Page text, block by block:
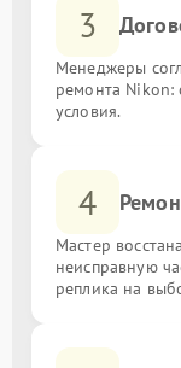
3
Менеджеры
ремонта Nikon:
условия.
4
Мастер
неисправную
реплика на